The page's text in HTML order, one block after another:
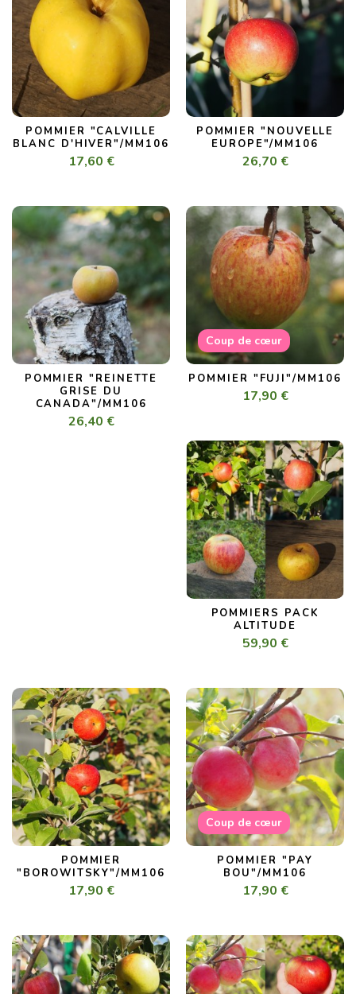
POMMIER "CALVILLE
BLANC D'HIVER"/MM106
17,60 €
POMMIER "NOUVELLE
EUROPE"/MM106
26,70 €
POMMIER "REINETTE
GRISE DU
CANADA"/MM106
26,40 €
Coup de cœur
POMMIER "FUJI"/MM106
17,90 €
POMMIERS PACK
ALTITUDE
59,90 €
POMMIER
"BOROWITSKY"/MM106
17,90 €
Coup de cœur
POMMIER "PAY
BOU"/MM106
17,90 €